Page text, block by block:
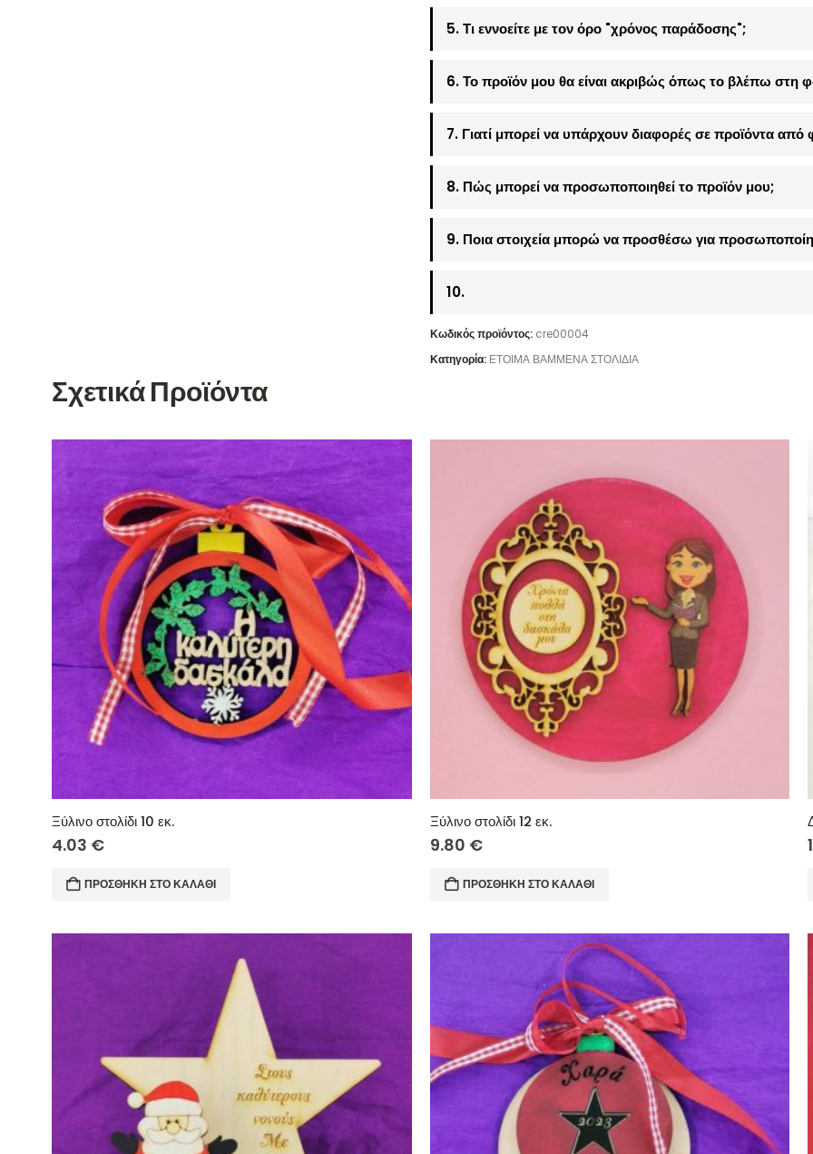
5. Τι εννοείτε με τον όρο "χρόνος παράδοσης";
6. Το προϊόν μου θα είναι ακριβώς όπως το βλέπω στη
7. Γιατί μπορεί να υπάρχουν διαφορές σε προϊόντα από
8. Πώς μπορεί να προσωποποιηθεί το προϊόν μου;
9. Ποια στοιχεία μπορώ να προσθέσω για
10.
Κωδικός προϊόντος: cre00004
Κατηγορία: ΕΤΟΙΜΑ ΒΑΜΜΕΝΑ ΣΤΟΛΙΔΙΑ
Σχετικά Προϊόντα
Ξύλινο στολίδι 10 εκ.
4.03 €
ΠΡΟΣΘΉΚΗ ΣΤΟ ΚΑΛΆΘΙ
Ξύλινο στολίδι 12 εκ.
9.80 €
ΠΡΟΣΘΉΚΗ ΣΤΟ ΚΑΛΆΘΙ